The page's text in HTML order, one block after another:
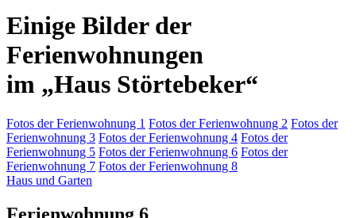
Einige Bilder der
Ferienwohnungen
im „Haus Störtebeker“
Fotos der Ferienwohnung 1 Fotos der Ferienwohnung 2 Fotos der
Ferienwohnung 3 Fotos der Ferienwohnung 4 Fotos der
Ferienwohnung 5 Fotos der Ferienwohnung 6 Fotos der
Ferienwohnung 7 Fotos der Ferienwohnung 8
Haus und Garten
Ferienwohnung 6